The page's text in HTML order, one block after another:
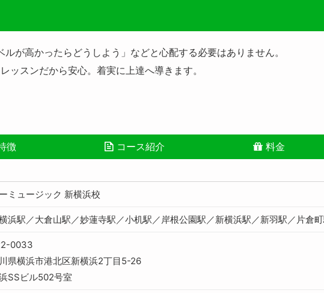
が高かったらどうしよう」などと心配する必要はありません。
ッスンだから安心。着実に上達へ導きます。
徴 コース紹介 料金
ミュージック 新横浜校
浜駅／大倉山駅／妙蓮寺駅／小机駅／岸根公園駅／新横浜駅／新羽駅／片倉
0033
県横浜市港北区新横浜2丁目5-26
SSビル502号室